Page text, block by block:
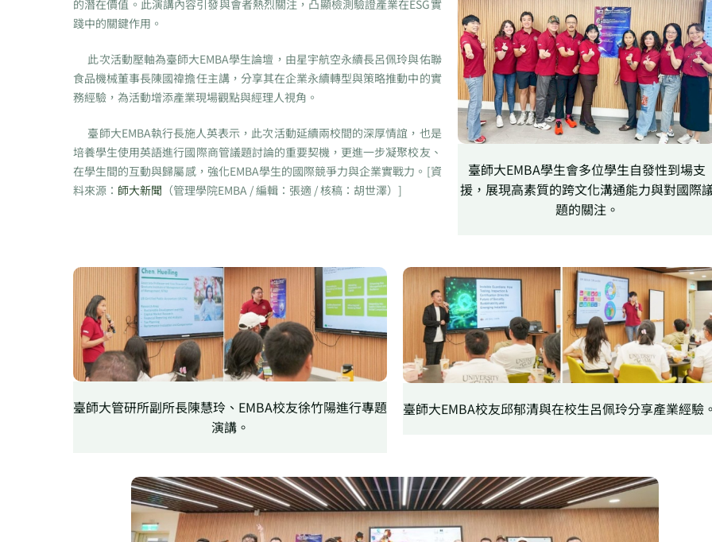
的潛在價值。此演講內容引發與會者熱烈關注，凸顯檢測驗證產業在ESG實
踐中的關鍵作用。
此次活動壓軸為臺師大EMBA學生論壇，由星宇航空永續長呂佩玲與佑聯
食品機械董事長陳國禕擔任主講，分享其在企業永續轉型與策略推動中的實
務經驗，為活動增添產業現場觀點與經理人視角。
臺師大EMBA執行長施人英表示，此次活動延續兩校間的深厚情誼，也是
培養學生使用英語進行國際商管議題討論的重要契機，更進一步凝聚校友、
在學生間的互動與歸屬感，強化EMBA學生的國際競爭力與企業實戰力。[資
料來源： 師大新聞 （管理學院EMBA / 編輯：張適 / 核稿：胡世澤）]
臺師大EMBA學生會多位學生自發性到場支
援，展現高素質的跨文化溝通能力與對國際
題的關注。
臺師大管研所副所長陳慧玲、EMBA校友徐竹陽進行專題
演講。
臺師大EMBA校友邱郁清與在校生呂佩玲分享產業經驗